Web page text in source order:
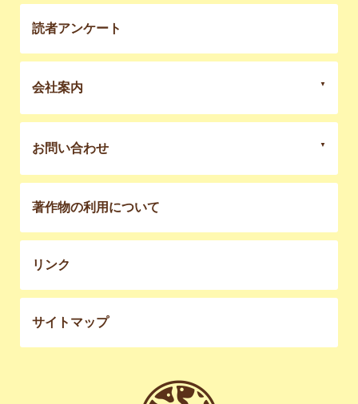
読者アンケート
会社案内
お問い合わせ
著作物の利用について
リンク
サイトマップ